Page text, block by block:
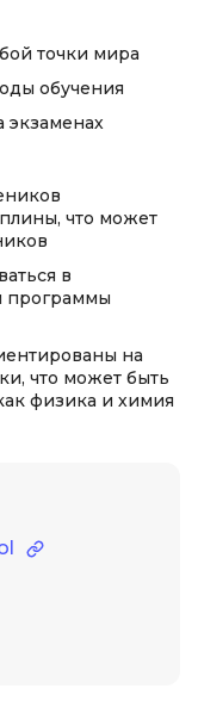
точки мира
обучения
экзаменах
что может
в
программы
на
что может быть
физика и химия